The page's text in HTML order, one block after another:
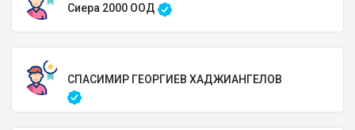
Сиера 2000 ООД
СПАСИМИР ГЕОРГИЕВ ХАДЖИАНГЕЛОВ